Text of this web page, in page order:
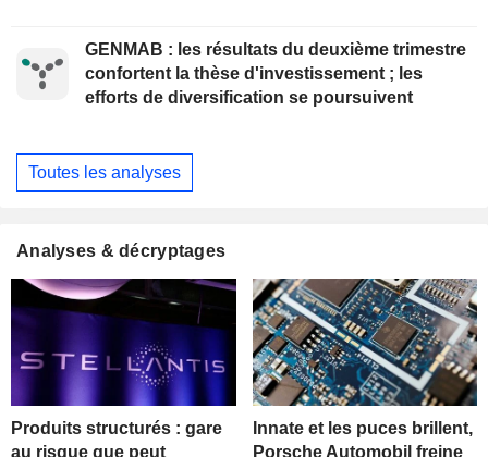
GENMAB : les résultats du deuxième trimestre
confortent la thèse d'investissement ; les
efforts de diversification se poursuivent
Toutes les analyses
Analyses & décryptages
Produits structurés : gare
au risque que peut
Innate et les puces brillent,
Porsche Automobil freine